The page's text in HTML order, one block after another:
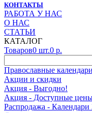
КОНТАКТЫ
РАБОТА У НАС
О НАС
СТАТЬИ
КАТАЛОГ
Товаров0 шт.0 р.
Православные
Акции и скидки
Акция - Выгодно!
Акция - Доступные
Распродажа - Календари